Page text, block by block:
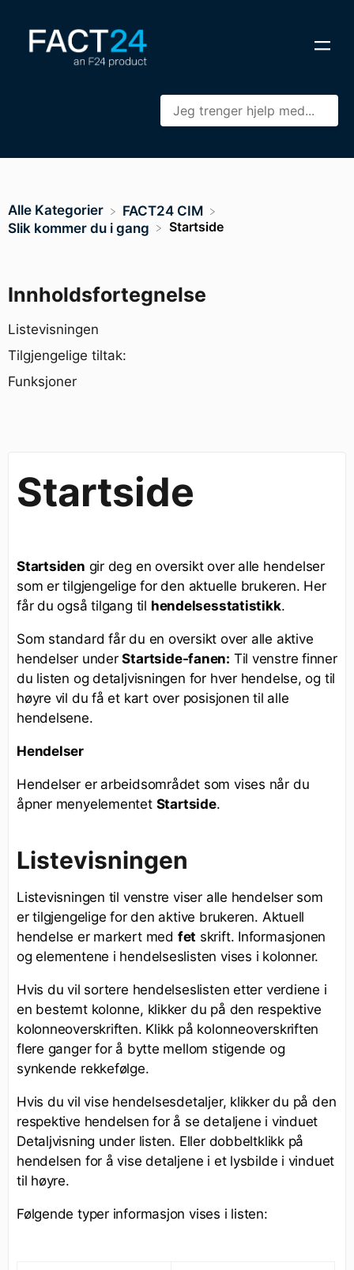
Innholdsfortegnelse
Listevisningen
Tilgjengelige tiltak:
Funksjoner
Alle Kategorier
​FACT24 CIM
​Slik kommer du i gang
Startside
Startside
Startsiden gir deg en oversikt over alle hendelser
som er tilgjengelige for den aktuelle brukeren. Her
får du også tilgang til hendelsesstatistikk.
Som standard får du en oversikt over alle aktive
hendelser underStartside-fanen: Til venstre finner
du listen og detaljvisningen for hver hendelse, og til
høyre vil du få et kart over posisjonen til alle
hendelsene.
Hendelser
Hendelser er arbeidsområdet som vises når du
åpner menyelementet Startside.
Listevisningen
Listevisningen til venstre viser alle hendelser som
er tilgjengelige for den aktive brukeren. Aktuell
hendelse er markert med fet skrift. Informasjonen
og elementene i hendelseslisten vises i kolonner.
Hvis du vil sortere hendelseslisten etter verdiene i
en bestemt kolonne, klikker du på den respektive
kolonneoverskriften. Klikk på kolonneoverskriften
flere ganger for å bytte mellom stigende og
synkende rekkefølge.
Hvis du vil vise hendelsesdetaljer, klikker du på den
respektive hendelsen for å se detaljene i vinduet
Detaljvisning under listen. Eller dobbeltklikk på
hendelsen for å vise detaljene i et lysbilde i vinduet
til høyre.
Følgende typer informasjon vises i listen: